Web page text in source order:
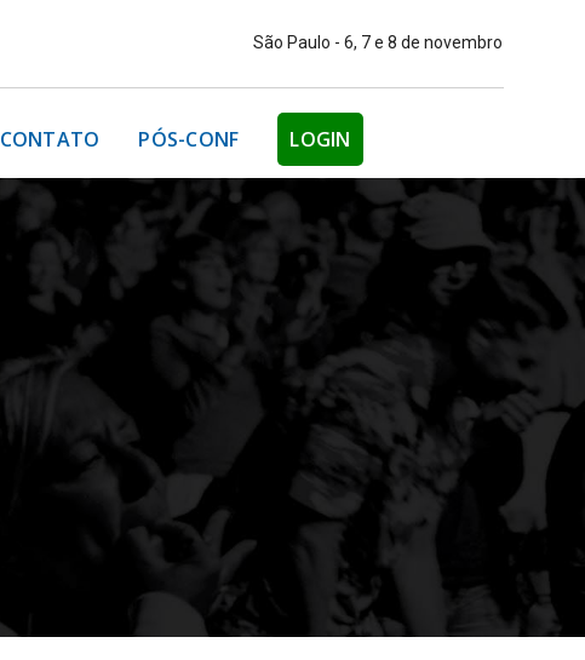
São Paulo - 6, 7 e 8 de novembro
CONTATO PÓS-CONF LOGIN